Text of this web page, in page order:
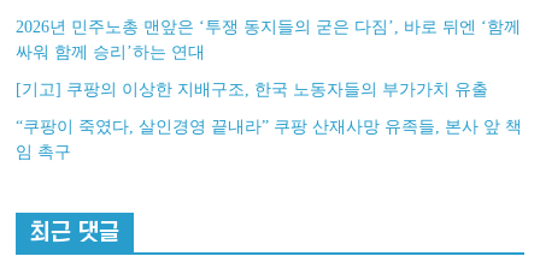
2026년 민주노총 맨앞은 ‘투쟁 동지들의 굳은 다짐’, 바로 뒤엔 ‘함께
싸워 함께 승리’하는 연대
[기고] 쿠팡의 이상한 지배구조, 한국 노동자들의 부가가치 유출
“쿠팡이 죽였다, 살인경영 끝내라” 쿠팡 산재사망 유족들, 본사 앞 책
임 촉구
최근 댓글